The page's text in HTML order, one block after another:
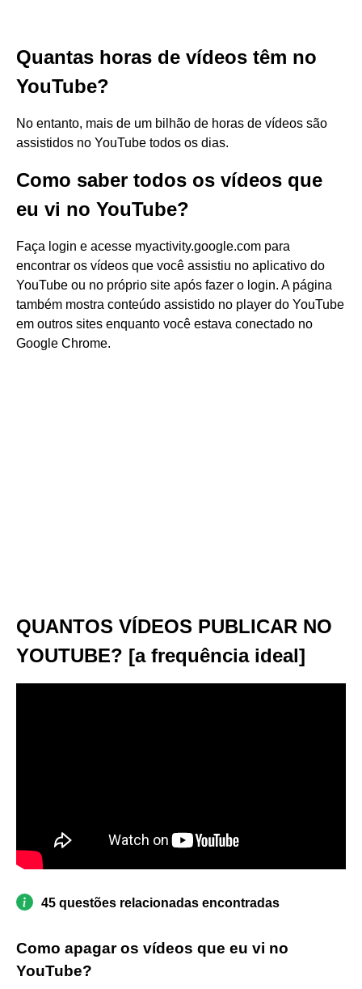
Quantas horas de vídeos têm no
YouTube?
No entanto, mais de um bilhão de horas de vídeos são
assistidos no YouTube todos os dias.
Como saber todos os vídeos que
eu vi no YouTube?
Faça login e acesse myactivity.google.com para
encontrar os vídeos que você assistiu no aplicativo do
YouTube ou no próprio site após fazer o login. A página
também mostra conteúdo assistido no player do YouTube
em outros sites enquanto você estava conectado no
Google Chrome.
QUANTOS VÍDEOS PUBLICAR NO
YOUTUBE? [a frequência ideal]
45 questões relacionadas encontradas
Como apagar os vídeos que eu vi no
YouTube?